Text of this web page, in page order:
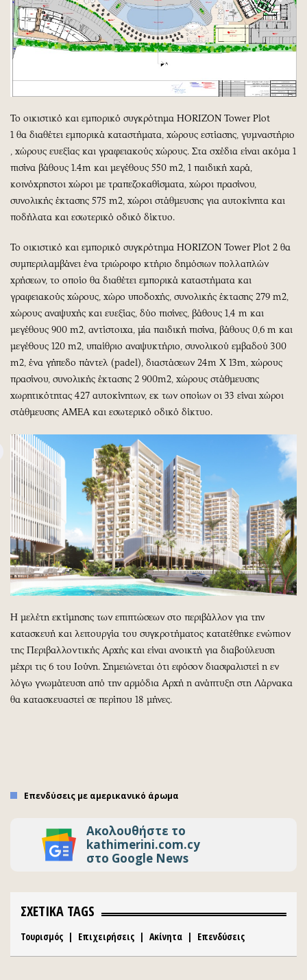
Το οικιστικό και εμπορικό συγκρότημα HORIZON Tower Plot
1 θα διαθέτει εμπορικά καταστήματα, χώρους εστίασης, γυμναστήριο
, χώρους ευεξίας και γραφειακούς χώρους. Στα σχέδια είναι ακόμα 1
πισίνα βάθους 1.4m και μεγέθους 550 m2, 1 παιδική χαρά,
κοινόχρηστοι χώροι με τραπεζοκαθίσματα, χώροι πρασίνου,
συνολικής έκτασης 575 m2, χώροι στάθμευσης για αυτοκίνητα και
ποδήλατα και εσωτερικό οδικό δίκτυο.
Το οικιστικό και εμπορικό συγκρότημα HORIZON Tower Plot 2 θα
συμπεριλαμβάνει ένα τριώροφο κτήριο δημόσιων πολλαπλών
χρήσεων, το οποίο θα διαθέτει εμπορικά καταστήματα και
γραφειακούς χώρους, χώρο υποδοχής, συνολικής έκτασης 279 m2,
χώρους αναψυχής και ευεξίας, δύο πισίνες, βάθους 1,4 m και
μεγέθους 900 m2, αντίστοιχα, μία παιδική πισίνα, βάθους 0,6 m και
μεγέθους 120 m2, υπαίθριο αναψυκτήριο, συνολικού εμβαδού 300
m2, ένα γήπεδο πάντελ (padel), διαστάσεων 24m Χ 13m, χώρους
πρασίνου, συνολικής έκτασης 2 900m2, χώρους στάθμευσης
χωρητικότητας 427 αυτοκίνητων, εκ των οποίων οι 33 είναι χώροι
στάθμευσης ΑΜΕΑ και εσωτερικό οδικό δίκτυο.
Η μελέτη εκτίμησης των επιπτώσεων στο περιβάλλον για την
κατασκευή και λειτουργία του συγκροτήματος κατατέθηκε ενώπιον
της Περιβαλλοντικής Αρχής και είναι ανοικτή για διαβούλευση
μέχρι τις 6 του Ιούνη. Σημειώνεται ότι εφόσον διασφαλιστεί η εν
λόγω γνωμάτευση από την αρμόδια Αρχή η ανάπτυξη στη Λάρνακα
θα κατασκευαστεί σε περίπου 18 μήνες.
Επενδύσεις με αμερικανικό άρωμα
Ακολουθήστε το
kathimerini.com.cy
στο Google News
ΣΧΕΤΙΚΑ TAGS
Τουρισμός | Επιχειρήσεις | Ακίνητα | Επενδύσεις